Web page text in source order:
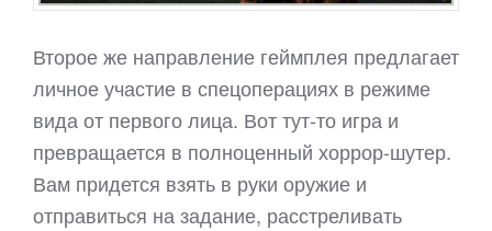
Второе же направление геймплея предлагает
личное участие в спецоперациях в режиме
вида от первого лица. Вот тут-то игра и
превращается в полноценный хоррор-шутер.
Вам придется взять в руки оружие и
отправиться на задание, расстреливать